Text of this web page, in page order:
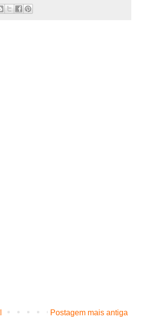
Postagem mais antiga